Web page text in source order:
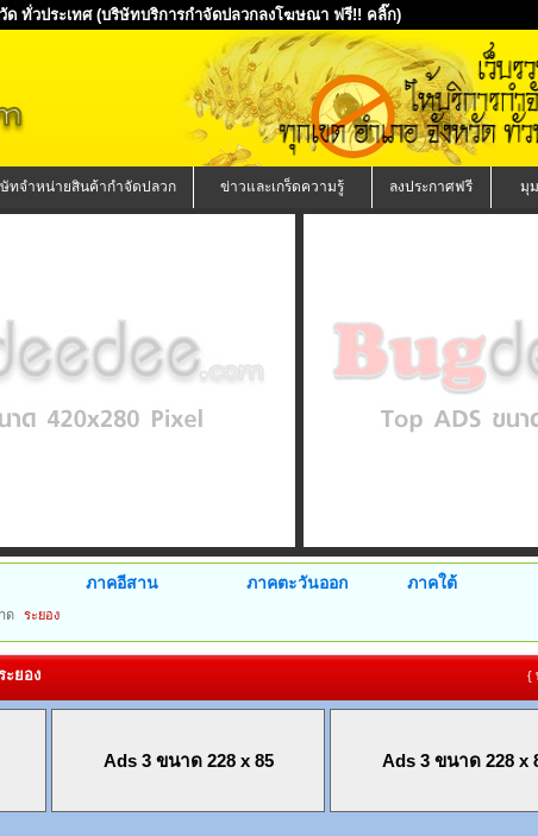
ด ทั่วประเทศ (บริษัทบริการกำจัดปลวกลงโฆษณา ฟรี!! คลิ๊ก)
ทจำหน่ายสินค้ากำจัดปลวก ข่าวและเกร็ดความรู้ ลงประกาศฟรี มุ
ภาคอีสาน ภาคตะวันออก ภาคใต้
ด ระยอง
ะยอง {
Ads 3 ขนาด 228 x 85 Ads 3 ขนาด 228 x